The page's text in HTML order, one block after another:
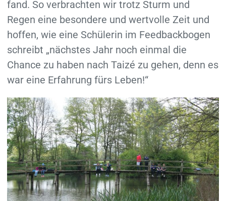
fand. So verbrachten wir trotz Sturm und
Regen eine besondere und wertvolle Zeit und
hoffen, wie eine Schülerin im Feedbackbogen
schreibt „nächstes Jahr noch einmal die
Chance zu haben nach Taizé zu gehen, denn es
war eine Erfahrung fürs Leben!“